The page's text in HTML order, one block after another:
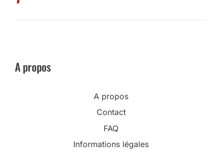
A propos
A propos
Contact
FAQ
Informations légales